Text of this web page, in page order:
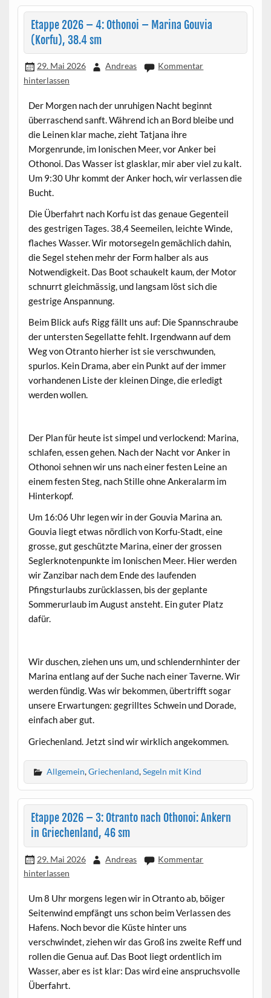
Etappe 2026 – 4: Othonoi – Marina Gouvia
(Korfu), 38.4 sm
29. Mai 2026 Andreas
Kommentar
hinterlassen
Der Morgen nach der unruhigen Nacht beginnt
überraschend sanft. Während ich an Bord bleibe und
die Leinen klar mache, zieht Tatjana ihre
Morgenrunde, im Ionischen Meer, vor Anker bei
Othonoi. Das Wasser ist glasklar, mir aber viel zu kalt.
Um 9:30 Uhr kommt der Anker hoch, wir verlassen die
Bucht.
Die Überfahrt nach Korfu ist das genaue Gegenteil
des gestrigen Tages. 38,4 Seemeilen, leichte Winde,
flaches Wasser. Wir motorsegeln gemächlich dahin,
die Segel stehen mehr der Form halber als aus
Notwendigkeit. Das Boot schaukelt kaum, der Motor
schnurrt gleichmässig, und langsam löst sich die
gestrige Anspannung.
Beim Blick aufs Rigg fällt uns auf: Die Spannschraube
der untersten Segellatte fehlt. Irgendwann auf dem
Weg von Otranto hierher ist sie verschwunden,
spurlos. Kein Drama, aber ein Punkt auf der immer
vorhandenen Liste der kleinen Dinge, die erledigt
werden wollen.
Der Plan für heute ist simpel und verlockend: Marina,
schlafen, essen gehen. Nach der Nacht vor Anker in
Othonoi sehnen wir uns nach einer festen Leine an
einem festen Steg, nach Stille ohne Ankeralarm im
Hinterkopf.
Um 16:06 Uhr legen wir in der Gouvia Marina an.
Gouvia liegt etwas nördlich von Korfu-Stadt, eine
grosse, gut geschützte Marina, einer der grossen
Seglerknotenpunkte im Ionischen Meer. Hier werden
wir Zanzibar nach dem Ende des laufenden
Pfingsturlaubs zurücklassen, bis der geplante
Sommerurlaub im August ansteht. Ein guter Platz
dafür.
Wir duschen, ziehen uns um, und schlendernhinter der
Marina entlang auf der Suche nach einer Taverne. Wir
werden fündig. Was wir bekommen, übertrifft sogar
unsere Erwartungen: gegrilltes Schwein und Dorade,
einfach aber gut.
Griechenland. Jetzt sind wir wirklich angekommen.
Allgemein,Griechenland,Segeln mit Kind
Etappe 2026 – 3: Otranto nach Othonoi: Ankern
in Griechenland, 46 sm
29. Mai 2026 Andreas
Kommentar
hinterlassen
Um 8 Uhr morgens legen wir in Otranto ab, böiger
Seitenwind empfängt uns schon beim Verlassen des
Hafens. Noch bevor die Küste hinter uns
verschwindet, ziehen wir das Groß ins zweite Reff und
rollen die Genua auf. Das Boot liegt ordentlich im
Wasser, aber es ist klar: Das wird eine anspruchsvolle
Überfahrt.